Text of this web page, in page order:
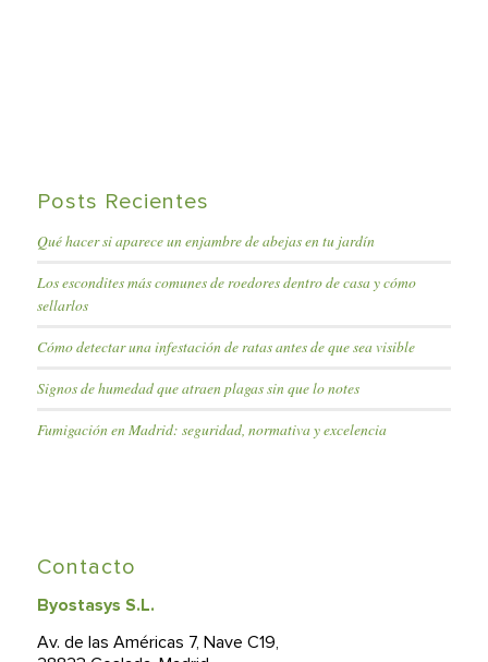
Posts Recientes
Qué hacer si aparece un enjambre de abejas en tu jardín
Los escondites más comunes de roedores dentro de casa y cómo
sellarlos
Cómo detectar una infestación de ratas antes de que sea visible
Signos de humedad que atraen plagas sin que lo notes
Fumigación en Madrid: seguridad, normativa y excelencia
Contacto
Byostasys S.L.
Av. de las Américas 7, Nave C19,